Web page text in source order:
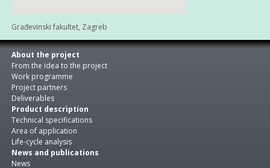
Građevinski fakultet, Zagreb
About the project
From the idea to the project
Work programme
Project partners
Deliverables
Product description
Technical specifications
Area of application
Life-cycle analysis
News and publications
News